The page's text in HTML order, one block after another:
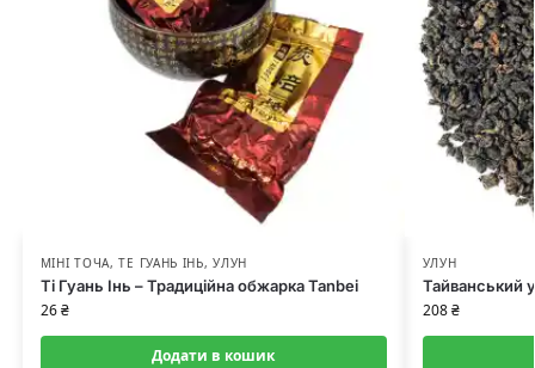
МІНІ ТОЧА,ТЕ ГУАНЬ ІНЬ,УЛУН
Ті Гуань Інь – Традиційна обжарка Tanbei
26₴
Додати в кошик
УЛУН
Тайванський
208₴